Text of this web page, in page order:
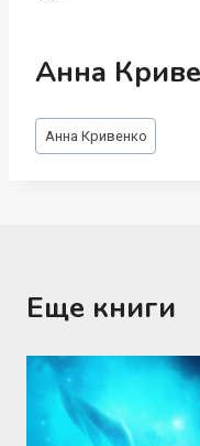
Анна
Метки
записи:
Анна Кривенко
Еще книги